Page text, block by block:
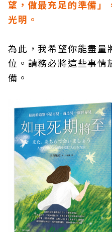
望，做最充足的準備」
光明。
為此，我希望你能盡量
位。請務必將這些事情
備。